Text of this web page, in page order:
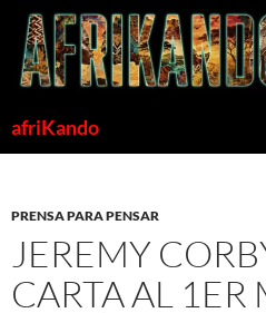
Saltar
contenido
afriKando
PRENSA PARA PENSAR
JEREMY
CARTA AL 1ER